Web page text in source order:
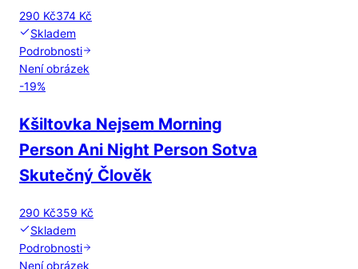
290 Kč374 Kč
Skladem
Podrobnosti
Není obrázek
-19%
Kšiltovka Nejsem Morning
Person Ani Night Person Sotva
Skutečný Člověk
290 Kč359 Kč
Skladem
Podrobnosti
Není obrázek